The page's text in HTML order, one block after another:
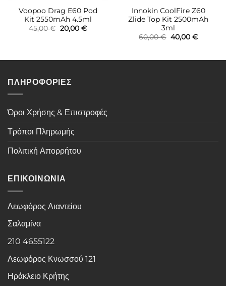
Voopoo Drag E60 Pod
Kit 2550mAh 4.5ml
45,00€ Original
price
20,00 €Η
Innokin CoolFire Z60
Zlide Top Kit 2500mAh
3ml
60,00€ Original
price
40,00 €Η
40,00 €.
ΠΛΗΡΟΦΟΡΙΕΣ
Όροι Χρήσης & Επιστροφές
Τρόποι Πληρωμής
Πολιτική Απορρήτου
ΕΠΙΚΟΙΝΩΝΙΑ
Λεωφόρος Αιαντείου
Σαλαμίνα
210 4655122
Λεωφόρος Κνωσσού 121
Ηράκλειο Κρήτης